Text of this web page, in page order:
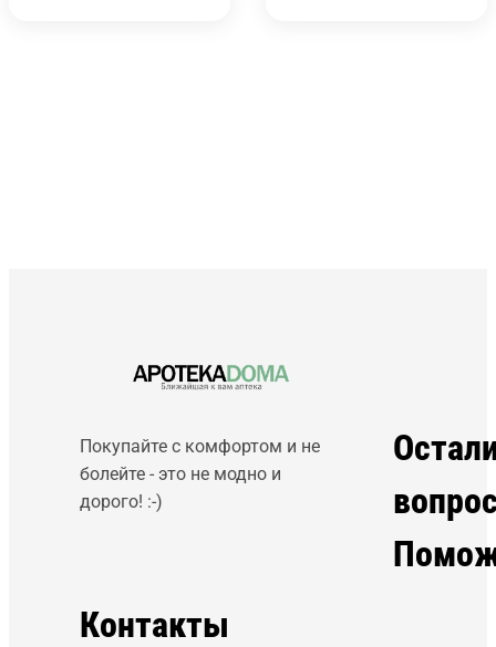
Покупайте с комфортом и не
болейте - это не модно и
дорого! :-)
Контакты